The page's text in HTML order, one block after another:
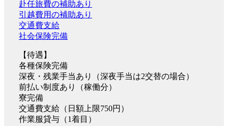
赴任旅費の補助あり
引越費用の補助あり
交通費支給
社会保険完備
【待遇】
各種保険完備
深夜・残業手当あり（深夜手当は2交替の場合）
前払い制度あり（稼働分）
寮完備
交通費支給（日額上限750円）
作業服貸与（1着目）